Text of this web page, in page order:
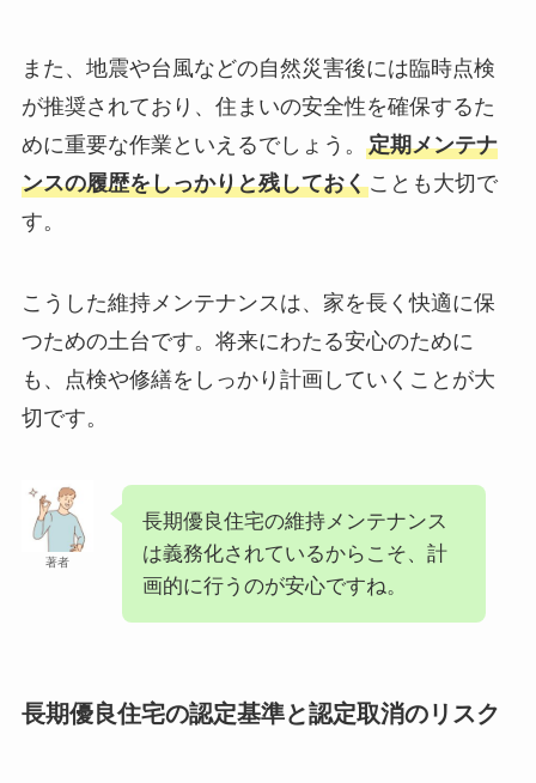
また、地震や台風などの自然災害後には臨時点検
が推奨されており、住まいの安全性を確保するた
めに重要な作業といえるでしょう。 定期メンテナ
ンスの履歴をしっかりと残しておくことも大切で
す。
こうした維持メンテナンスは、家を長く快適に保
つための土台です。将来にわたる安心のために
も、点検や修繕をしっかり計画していくことが大
切です。
著者
長期優良住宅の維持メンテナンス
は義務化されているからこそ、計
画的に行うのが安心ですね。
長期優良住宅の認定基準と認定取消のリスク